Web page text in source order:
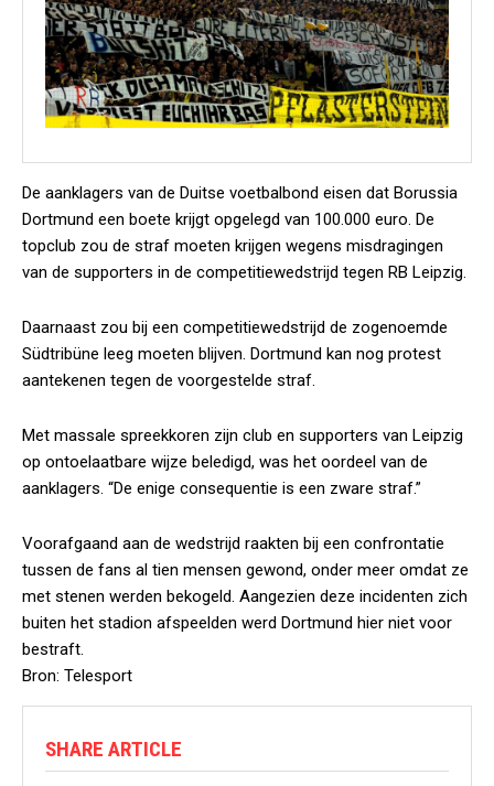
De aanklagers van de Duitse voetbalbond eisen dat Borussia
Dortmund een boete krijgt opgelegd van 100.000 euro. De
topclub zou de straf moeten krijgen wegens misdragingen
van de supporters in de competitiewedstrijd tegen RB Leipzig.
Daarnaast zou bij een competitiewedstrijd de zogenoemde
Südtribüne leeg moeten blijven. Dortmund kan nog protest
aantekenen tegen de voorgestelde straf.
Met massale spreekkoren zijn club en supporters van Leipzig
op ontoelaatbare wijze beledigd, was het oordeel van de
aanklagers. “De enige consequentie is een zware straf.”
Voorafgaand aan de wedstrijd raakten bij een confrontatie
tussen de fans al tien mensen gewond, onder meer omdat ze
met stenen werden bekogeld. Aangezien deze incidenten zich
buiten het stadion afspeelden werd Dortmund hier niet voor
bestraft.
Bron: Telesport
SHARE ARTICLE